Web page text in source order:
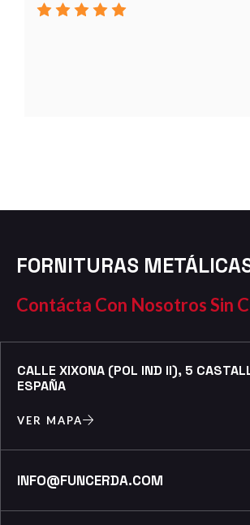
FORNITURAS
Contácta Con Nosotros Sin
CALLE XIXONA (POL IND II), 5
ESPAÑA
VER MAPA
INFO@FUNCERDA.COM